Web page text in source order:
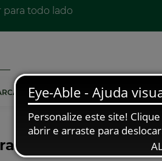
todo lado​
TORNA-TE AFILIADO ÁREA
Corpo Noz de